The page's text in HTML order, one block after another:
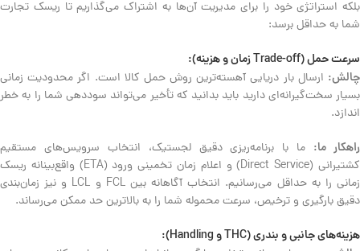
بلکه استراتژی خود را برای مدیریت آن‌ها به اشتراک می‌گذاریم تا ریسک تجارت
شما به حداقل برسد:
سرعت حمل (Trade-off زمان و هزینه):
چالش: ارسال بار دریایی آهسته‌ترین روش حمل کالا است. اگر محدودیت زمانی
بسیار سخت‌گیرانه‌ای دارید باید بدانید که تأخیر می‌تواند سوددهی شما را به خطر
اندازد.
راهکار ما: ما با برنامه‌ریزی دقیق لجستیک، انتخاب سرویس‌های مستقیم
کشتیرانی (Direct Service) و اعلام زمان تخمینی ورود (ETA) واقع‌بینانه ریسک
زمانی را به حداقل می‌رسانیم. انتخاب آگاهانه بین FCL و LCL و نیز زمان‌بندی
دقیق بارگیری و ترخیص، سرعت محموله شما را به بالاترین حد ممکن می‌رساند.
هزینه‌های جانبی و بندری (THC و Handling):